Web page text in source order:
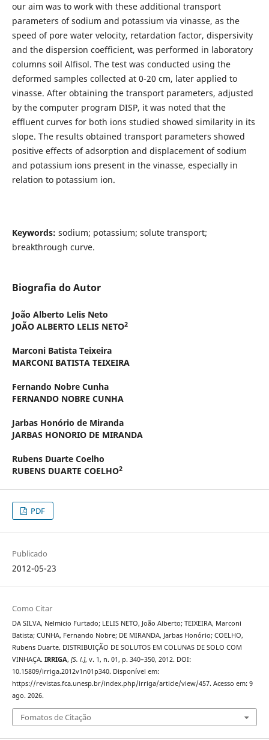
our aim was to work with these additional transport
parameters of sodium and potassium via vinasse, as the
speed of pore water velocity, retardation factor, dispersivity
and the dispersion coefficient, was performed in laboratory
columns soil Alfisol. The test was conducted using the
deformed samples collected at 0-20 cm, later applied to
vinasse. After obtaining the transport parameters, adjusted
by the computer program DISP, it was noted that the
effluent curves for both ions studied showed similarity in its
slope. The results obtained transport parameters showed
positive effects of adsorption and displacement of sodium
and potassium ions present in the vinasse, especially in
relation to potassium ion.
Keywords: sodium; potassium; solute transport;
breakthrough curve.
Biografia do Autor
João Alberto Lelis Neto
JOÃO ALBERTO LELIS NETO2
Marconi Batista Teixeira
MARCONI BATISTA TEIXEIRA
Fernando Nobre Cunha
FERNANDO NOBRE CUNHA
Jarbas Honório de Miranda
JARBAS HONORIO DE MIRANDA
Rubens Duarte Coelho
RUBENS DUARTE COELHO2
PDF
Publicado
2012-05-23
Como Citar
DA SILVA, Nelmicio Furtado; LELIS NETO, João Alberto; TEIXEIRA, Marconi
Batista; CUNHA, Fernando Nobre; DE MIRANDA, Jarbas Honório; COELHO,
Rubens Duarte. DISTRIBUIÇÃO DE SOLUTOS EM COLUNAS DE SOLO COM
VINHAÇA. IRRIGA, [S. l.], v. 1, n. 01, p. 340–350, 2012. DOI:
10.15809/irriga.2012v1n01p340. Disponível em:
https://revistas.fca.unesp.br/index.php/irriga/article/view/457. Acesso em: 9
ago. 2026.
Fomatos de Citação